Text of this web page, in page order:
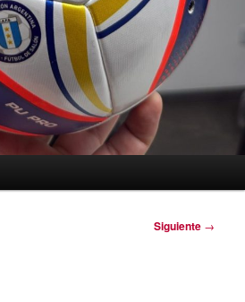
Siguiente →